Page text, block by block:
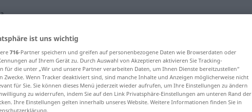
für "exekutiva"
ist uns wichtig
716-Partner speichern und greifen auf personenbezogene Daten wie Browserdaten oder
auf Ihrem Gerät zu. Durch Auswahl von Akzeptieren aktivieren Sie Tracking-
für die unter „Wir und unsere Partner verarbeiten Daten, um Ihnen Dienste bereitzustellen“
Zwecke. Wenn Tracker deaktiviert sind, sind manche Inhalte und Anzeigen möglicherweise nicht
für Sie. Sie können dieses Menü jederzeit wieder aufrufen, um Ihre Einstellungen zu ändern
zu widerrufen, indem Sie auf den Link Privatsphäre-Einstellungen am unteren Rand der
Ihre Einstellungen gelten innerhalb unseres Website. Weitere Informationen finden Sie in